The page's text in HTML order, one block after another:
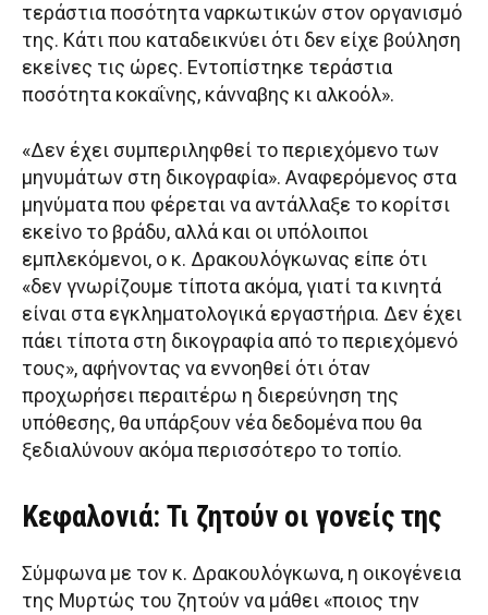
τεράστια ποσότητα ναρκωτικών στον οργανισμό
της. Κάτι που καταδεικνύει ότι δεν είχε βούληση
εκείνες τις ώρες. Εντοπίστηκε τεράστια
ποσότητα κοκαΐνης, κάνναβης κι αλκοόλ».
«Δεν έχει συμπεριληφθεί το περιεχόμενο των
μηνυμάτων στη δικογραφία». Αναφερόμενος στα
μηνύματα που φέρεται να αντάλλαξε το κορίτσι
εκείνο το βράδυ, αλλά και οι υπόλοιποι
εμπλεκόμενοι, ο κ. Δρακουλόγκωνας είπε ότι
«δεν γνωρίζουμε τίποτα ακόμα, γιατί τα κινητά
είναι στα εγκληματολογικά εργαστήρια. Δεν έχει
πάει τίποτα στη δικογραφία από το περιεχόμενό
τους», αφήνοντας να εννοηθεί ότι όταν
προχωρήσει περαιτέρω η διερεύνηση της
υπόθεσης, θα υπάρξουν νέα δεδομένα που θα
ξεδιαλύνουν ακόμα περισσότερο το τοπίο.
Κεφαλονιά: Τι ζητούν οι γονείς της
Σύμφωνα με τον κ. Δρακουλόγκωνα, η οικογένεια
της Μυρτώς του ζητούν να μάθει «ποιος την